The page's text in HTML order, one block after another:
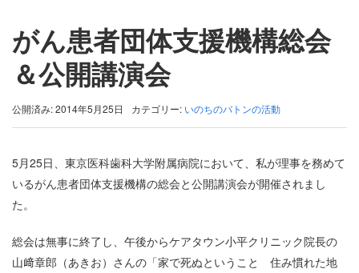
がん患者団体支援機構総会
＆公開講演会
公開済み: 2014年5月25日 カテゴリー: いのちのバトンの活動
5月25日、東京医科歯科大学附属病院において、私が理事を務めて
いるがん患者団体支援機構の総会と公開講演会が開催されまし
た。
総会は無事に終了し、午後からケアタウン小平クリニック院長の
山﨑章郎（あきお）さんの「家で死ぬということ 住み慣れた地